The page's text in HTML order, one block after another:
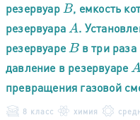
резервуарB, емкость
резервуара A .
резервуареBв три раза
давление в резервуареA
превращения газовой
8 класс химия